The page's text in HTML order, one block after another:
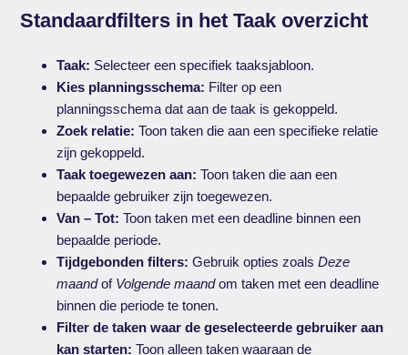
Standaardfilters in het Taak overzicht
Taak: Selecteer een specifiek taaksjabloon.
Kies planningsschema: Filter op een
planningsschema dat aan de taak is gekoppeld.
Zoek relatie: Toon taken die aan een specifieke relatie
zijn gekoppeld.
Taak toegewezen aan: Toon taken die aan een
bepaalde gebruiker zijn toegewezen.
Van – Tot: Toon taken met een deadline binnen een
bepaalde periode.
Tijdgebonden filters: Gebruik opties zoalsDeze
maandof Volgende maandom taken met een deadline
binnen die periode te tonen.
Filter de taken waar de geselecteerde gebruiker aan
kan starten: Toon alleen taken waaraan de